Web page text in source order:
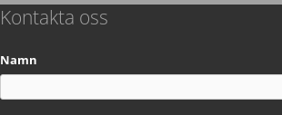
Kontakta oss
Namn